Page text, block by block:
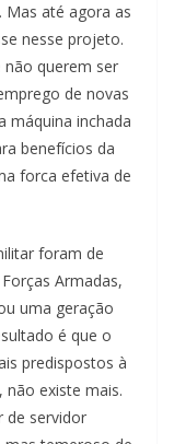
Mas até agora as
nesse projeto.
não querem ser
de novas
máquina inchada
benefícios da
forca efetiva de
foram de
Armadas,
uma geração
é que o
predispostos à
não existe mais.
de servidor